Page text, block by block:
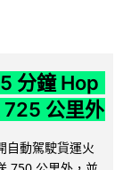
分鐘 Hop
公里外
自動駕駛貨運火